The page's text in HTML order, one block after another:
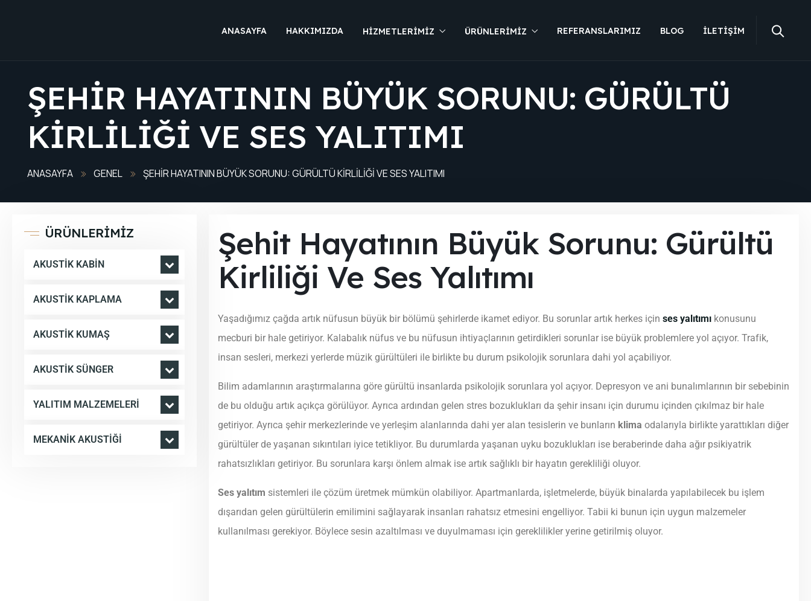
ANASAYFA HAKKIMIZDA HIZMETLERIMIZ ÜRÜNLERIMIZ REFERANSLARIMIZ BLOG İLETIŞIM
ŞEHIR HAYATININ BÜYÜK SORUNU: GÜRÜLTÜ
KIRLILIĞI VE SES YALITIMI
ANASAYFA GENEL ŞEHIR HAYATININ BÜYÜK SORUNU: GÜRÜLTÜ KIRLILIĞI VE SES YALITIMI
Şehit Hayatının Büyük Sorunu: Gürültü
Kirliliği Ve Ses Yalıtımı
Yaşadığımız çağda artık nüfusun büyük bir bölümü şehirlerde ikamet ediyor. Bu sorunlar artık herkes için ses yalıtımı konusunu
mecburi bir hale getiriyor. Kalabalık nüfus ve bu nüfusun ihtiyaçlarının getirdikleri sorunlar ise büyük problemlere yol açıyor. Trafik,
insan sesleri, merkezi yerlerde müzik gürültüleri ile birlikte bu durum psikolojik sorunlara dahi yol açabiliyor.
Bilim adamlarının araştırmalarına göre gürültü insanlarda psikolojik sorunlara yol açıyor. Depresyon ve ani bunalımlarının bir sebebinin
de bu olduğu artık açıkça görülüyor. Ayrıca ardından gelen stres bozuklukları da şehir insanı için durumu içinden çıkılmaz bir hale
getiriyor. Ayrıca şehir merkezlerinde ve yerleşim alanlarında dahi yer alan tesislerin ve bunların klima odalarıyla birlikte yarattıkları diğer
gürültüler de yaşanan sıkıntıları iyice tetikliyor. Bu durumlarda yaşanan uyku bozuklukları ise beraberinde daha ağır psikiyatrik
rahatsızlıkları getiriyor. Bu sorunlara karşı önlem almak ise artık sağlıklı bir hayatın gerekliliği oluyor.
Ses yalıtım sistemleri ile çözüm üretmek mümkün olabiliyor. Apartmanlarda, işletmelerde, büyük binalarda yapılabilecek bu işlem
dışarıdan gelen gürültülerin emilimini sağlayarak insanları rahatsız etmesini engelliyor. Tabii ki bunun için uygun malzemeler
kullanılması gerekiyor. Böylece sesin azaltılması ve duyulmaması için gereklilikler yerine getirilmiş oluyor.
ÜRÜNLERİMİZ
AKUSTIK KABIN
AKUSTIK KAPLAMA
AKUSTIK KUMAŞ
AKUSTIK SÜNGER
YALITIM MALZEMELERI
MEKANIK AKUSTIĞI